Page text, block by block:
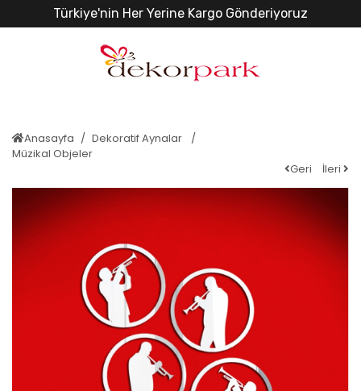
Türkiye'nin Her Yerine Kargo Gönderiyoruz
Anasayfa
Dekoratif Aynalar
Müzikal Objeler
Geri
İleri